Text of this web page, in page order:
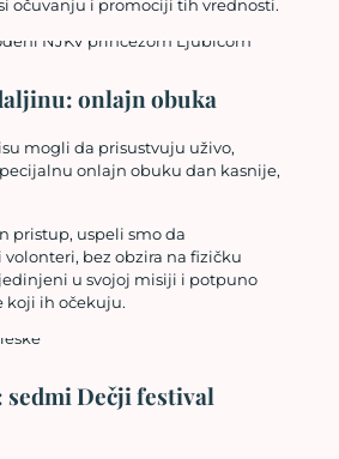
očuvanju i promociji tih vrednosti.
onlajn obuka
mogli da prisustvuju uživo,
onlajn obuku dan kasnije,
pristup, uspeli smo da
bez obzira na fizičku
u svojoj misiji i potpuno
koji ih očekuju.
sedmi Dečji festival